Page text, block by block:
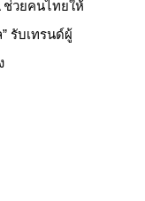
รับเทรนด์ผู้